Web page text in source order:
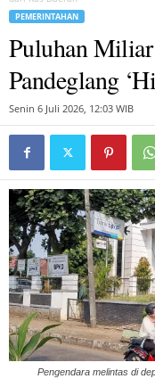
PEMERINTAHAN
Puluhan
Pandeglang
Senin 6 Juli 2026, 12:03 WIB
Pengendara melintas di